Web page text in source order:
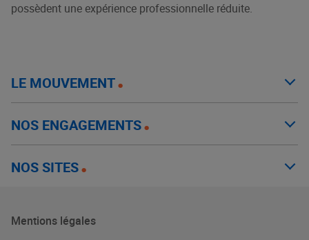
possèdent une expérience professionnelle réduite.
LE MOUVEMENT
NOS ENGAGEMENTS
NOS SITES
Mentions légales